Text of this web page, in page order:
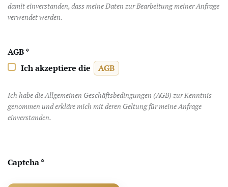
damit einverstanden, dass meine Daten zur Bearbeitung meiner Anfrage
verwendet werden.
AGB*
AGBIch akzeptiere die AGB
Ich habe die Allgemeinen Geschäftsbedingungen (AGB) zur Kenntnis
genommen und erkläre mich mit deren Geltung für meine Anfrage
einverstanden.
Captcha*